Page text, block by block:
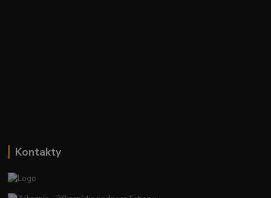
Kontakty